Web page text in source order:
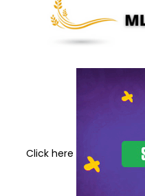
Click here